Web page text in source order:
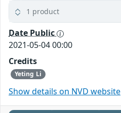
1 product
Date Public
2021-05-04 00:00
Credits
Yeting Li
Show details on NVD website